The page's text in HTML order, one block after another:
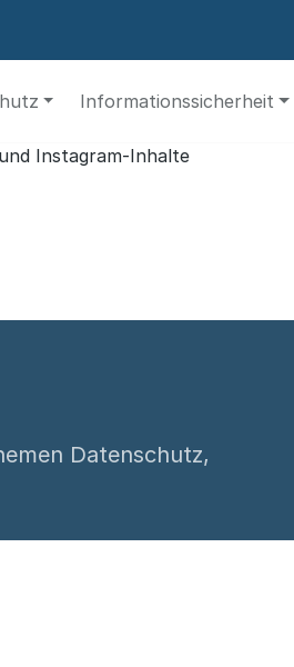
Informationssicherheit
Datenschutz,